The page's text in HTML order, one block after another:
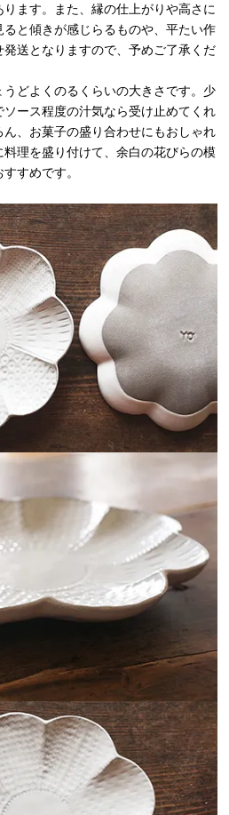
ます。また、縁の仕上がりや高さに
と傾きが感じらるものや、平たい作
送となりますので、予めご了承くだ
どよくのるくらいの大きさです。少
ース程度の汁気なら受け止めてくれ
、お菓子の盛り合わせにもおしゃれ
理を盛り付けて、余白の花びらの模
すめです。